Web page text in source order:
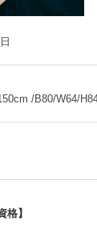
/B80/W64/
格】